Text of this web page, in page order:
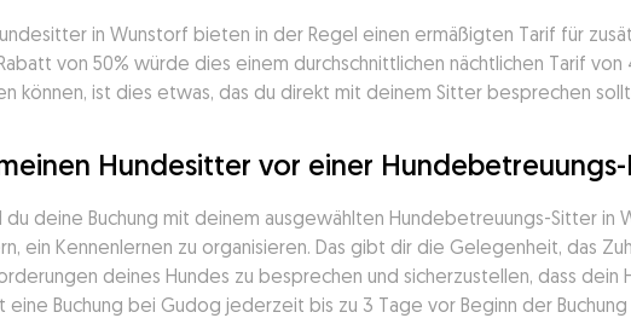
in Wunstorf bieten in der Regel einen ermäßigten Tarif für
von 50% würde dies einem durchschnittlichen nächtlichen Tarif
können, ist dies etwas, das du direkt mit deinem Sitter besprechen
Hundesitter vor einer
du deine Buchung mit deinem ausgewählten Hundebetreuungs-Sitter
ein Kennenlernen zu organisieren. Das gibt dir die Gelegenheit, das
deines Hundes zu besprechen und sicherzustellen, dass dein
eine Buchung bei Gudog jederzeit bis zu 3 Tage vor Beginn der